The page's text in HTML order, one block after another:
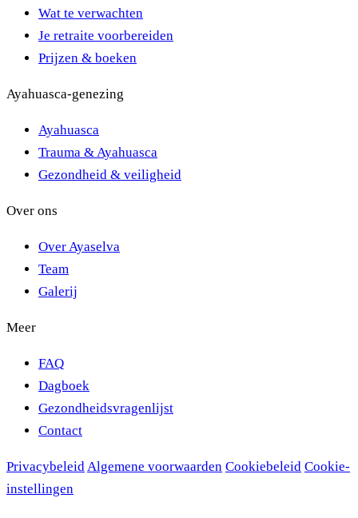
Wat te verwachten
Je retraite voorbereiden
Prijzen & boeken
Ayahuasca-genezing
Ayahuasca
Trauma & Ayahuasca
Gezondheid & veiligheid
Over ons
Over Ayaselva
Team
Galerij
Meer
FAQ
Dagboek
Gezondheidsvragenlijst
Contact
PrivacybeleidAlgemene voorwaarden Cookiebeleid Cookie-
instellingen